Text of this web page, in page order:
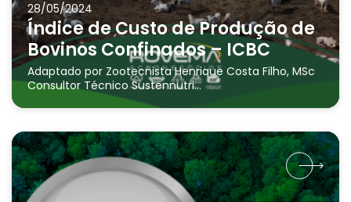
28/05/2024
Índice de Custo de Produção de
Bovinos Confinados – ICBC
Adaptado por Zootecnista Henrique Costa Filho, MSc
Consultor Técnico Sustennutri...